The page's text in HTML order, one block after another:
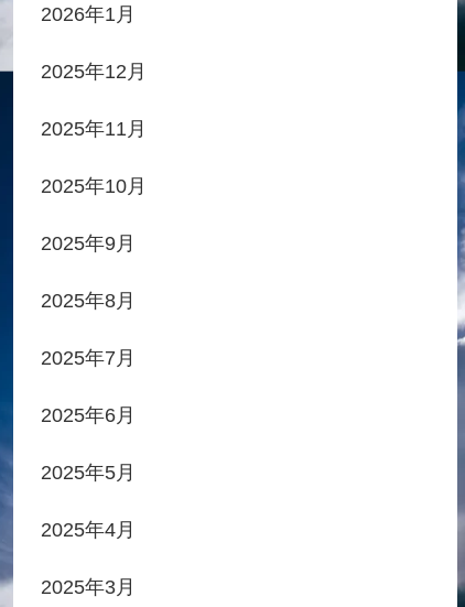
2026年1月
2025年12月
2025年11月
2025年10月
2025年9月
2025年8月
2025年7月
2025年6月
2025年5月
2025年4月
2025年3月